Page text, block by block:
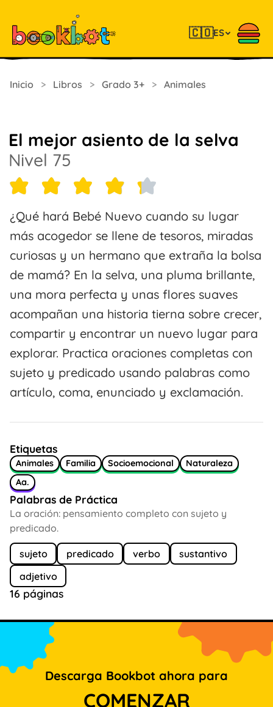
🇨🇴ES
Inicio > Libros > Grado 3+ > Animales
El mejor asiento de la selva
Nivel 75
¿Qué hará Bebé Nuevo cuando su lugar
más acogedor se llene de tesoros, miradas
curiosas y un hermano que extraña la bolsa
de mamá? En la selva, una pluma brillante,
una mora perfecta y unas flores suaves
acompañan una historia tierna sobre crecer,
compartir y encontrar un nuevo lugar para
explorar. Practica oraciones completas con
sujeto y predicado usando palabras como
artículo, coma, enunciado y exclamación.
Etiquetas
Animales Familia Socioemocional
Naturaleza
Aa.
Palabras de Práctica
La oración: pensamiento completo con sujeto y
predicado.
sujeto predicado verbo
sustantivo
adjetivo
16 páginas
Descarga Bookbot ahora para
COMENZAR